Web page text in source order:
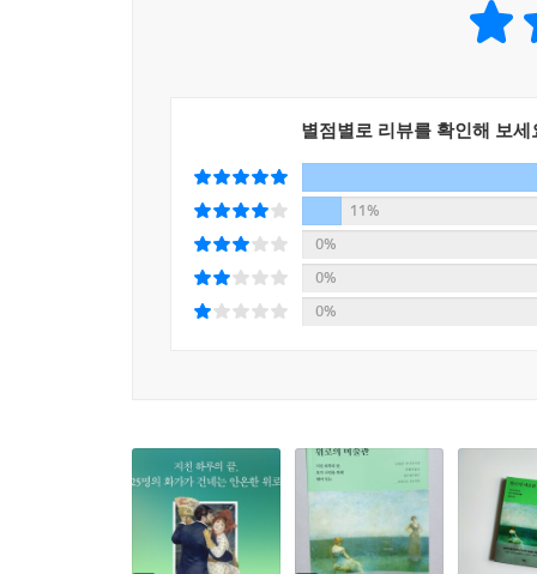
화가들의 삶에 대해 차분히 듣다 보면 주요 작
『위로의 미술관』은 총 4개의 장으로 구성되
여기지 않는다면 늦은 시점이라는 것은 결코
폭력적인 시대 등 여러 어려움 속에서도 끝내 포
고독과 외로움 가운데서 오히려 새로움을 창조해
되어주는 존재들을 다룬 작품과 그 자체가 위
가만히 책장을 열 당신을 위해 놀랍고도 감동적
별점별로 리뷰를 확인해 보세
11%
0%
0%
0%